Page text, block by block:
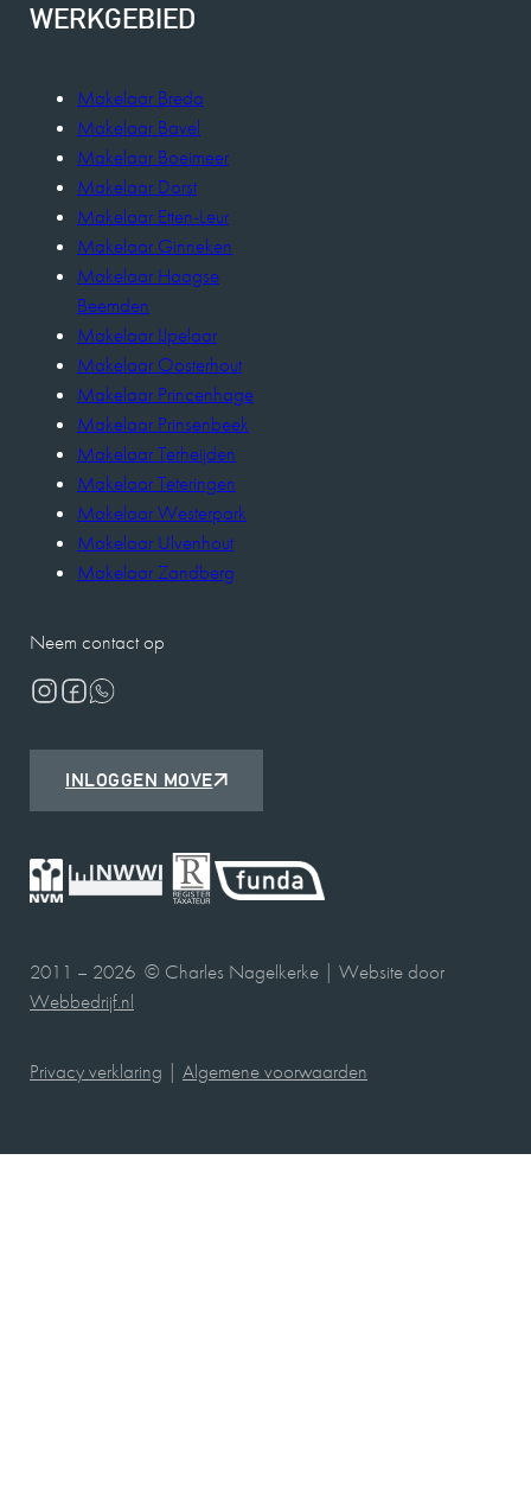
WERKGEBIED
Makelaar Breda
Makelaar Bavel
Makelaar Boeimeer
Makelaar Dorst
Makelaar Etten-Leur
Makelaar Ginneken
Makelaar Haagse
Beemden
Makelaar IJpelaar
Makelaar Oosterhout
Makelaar Princenhage
Makelaar Prinsenbeek
Makelaar Terheijden
Makelaar Teteringen
Makelaar Westerpark
Makelaar Ulvenhout
Makelaar Zandberg
Neem contact op
INLOGGEN MOVE
2011 – 2026 © Charles Nagelkerke | Website door
Webbedrijf.nl
Privacy verklaring | Algemene voorwaarden